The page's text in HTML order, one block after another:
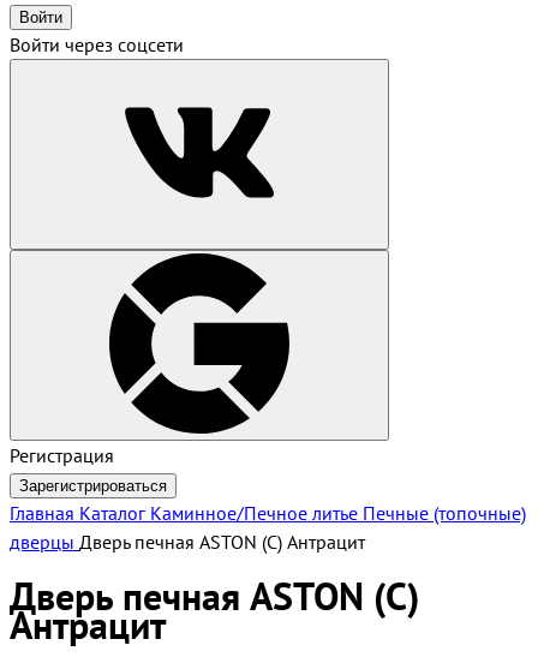
Войти
Войти через соцсети
Регистрация
Зарегистрироваться
Главная Каталог Каминное/Печное литье Печные (топочные)
дверцы Дверь печная ASTON (С) Антрацит
Дверь печная ASTON (С)
Антрацит